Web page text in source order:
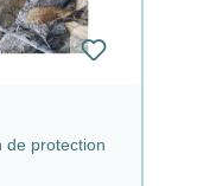
de protection